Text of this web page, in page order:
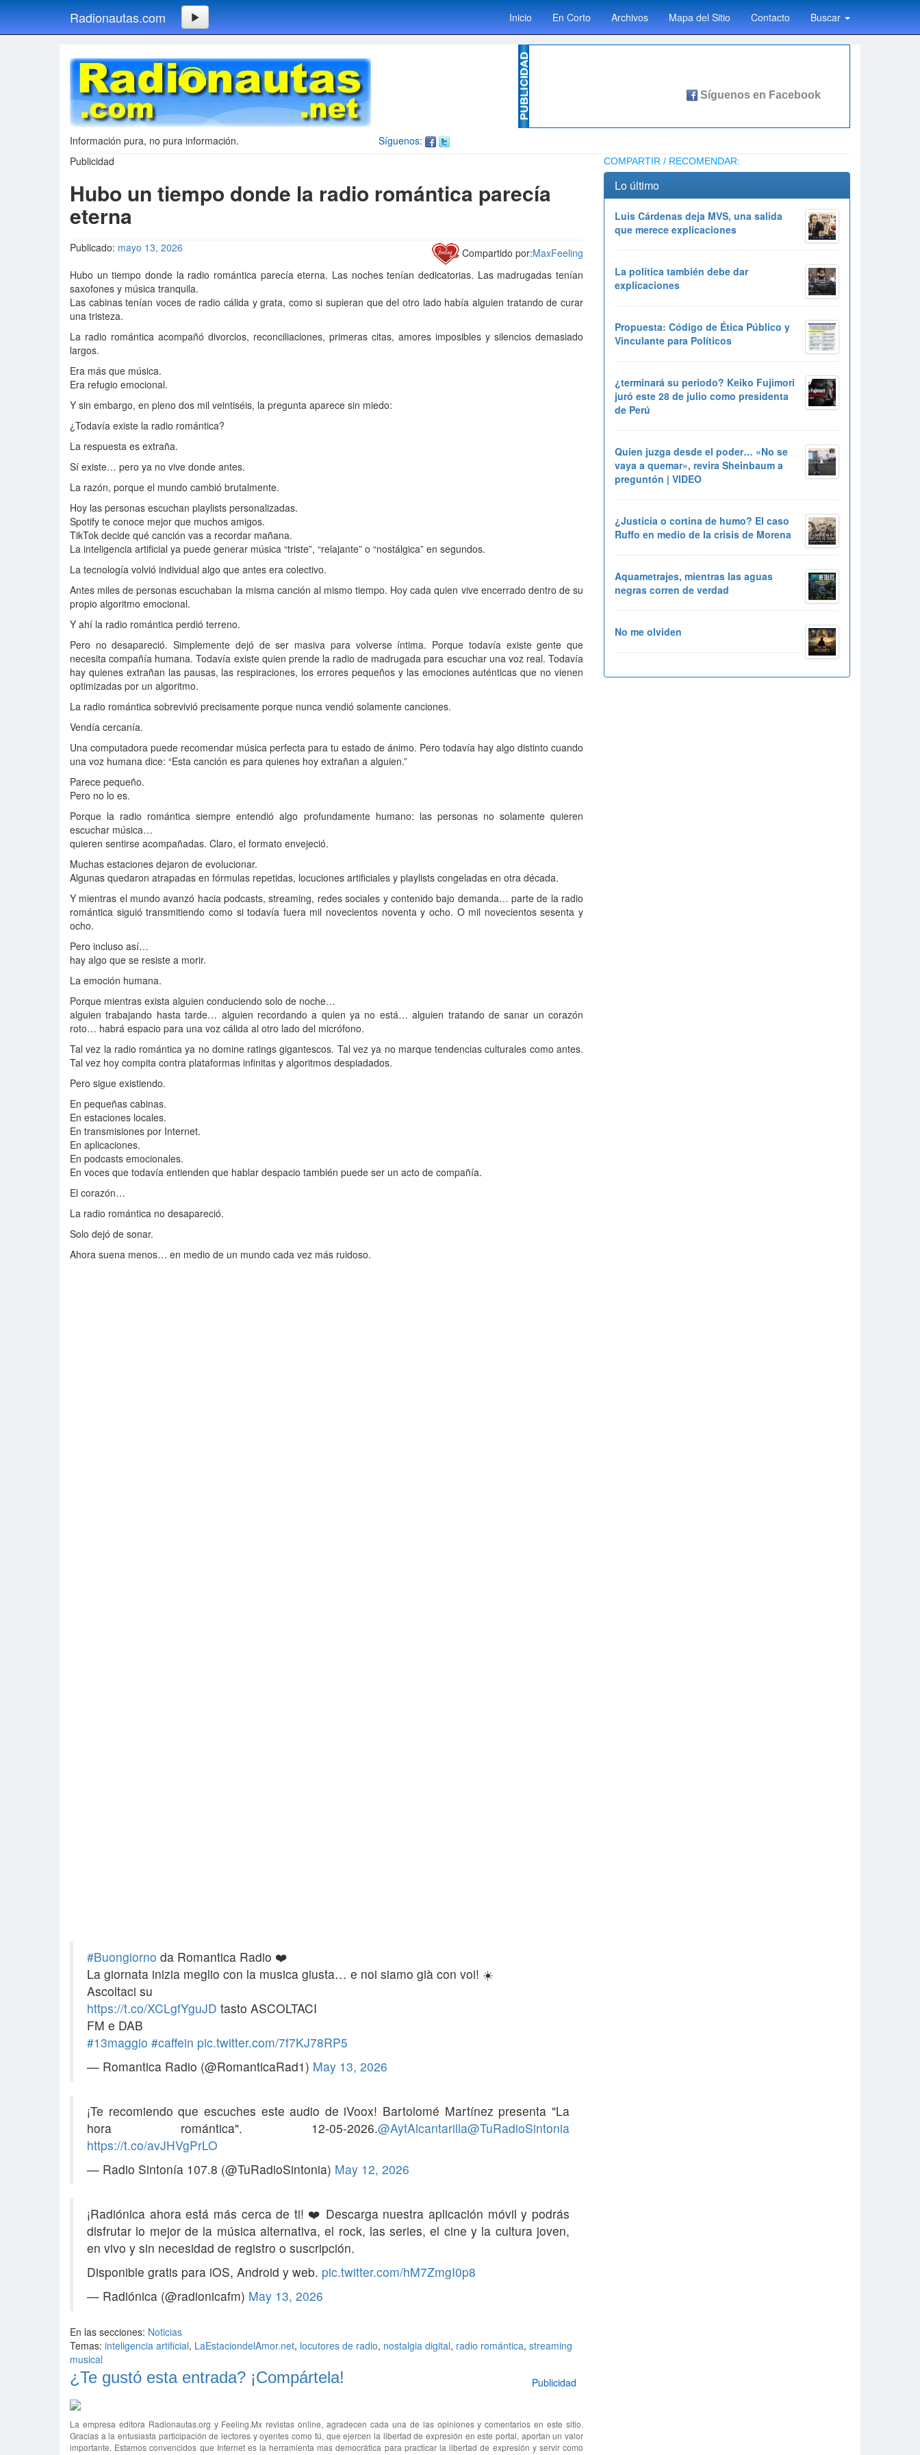
Radionautas.com Inicio En Corto Archivos Mapa del Sitio Contacto Buscar
Síguenos:
Información pura, no pura información.
Publicidad
Hubo un tiempo donde la radio romántica parecía
eterna
Publicado: mayo 13, 2026 Compartido por:MaxFeeling
Hubo un tiempo donde la radio romántica parecía eterna. Las noches tenían dedicatorias. Las madrugadas tenían
saxofones y música tranquila.
Las cabinas tenían voces de radio cálida y grata, como si supieran que del otro lado había alguien tratando de curar
una tristeza.
La radio romántica acompañó divorcios, reconciliaciones, primeras citas, amores imposibles y silencios demasiado
largos.
Era más que música.
Era refugio emocional.
Y sin embargo, en pleno dos mil veintiséis, la pregunta aparece sin miedo:
¿Todavía existe la radio romántica?
La respuesta es extraña.
Sí existe… pero ya no vive donde antes.
La razón, porque el mundo cambió brutalmente.
Hoy las personas escuchan playlists personalizadas.
Spotify te conoce mejor que muchos amigos.
TikTok decide qué canción vas a recordar mañana.
La inteligencia artificial ya puede generar música “triste”, “relajante” o “nostálgica” en segundos.
La tecnología volvió individual algo que antes era colectivo.
Antes miles de personas escuchaban la misma canción al mismo tiempo. Hoy cada quien vive encerrado dentro de su
propio algoritmo emocional.
Y ahí la radio romántica perdió terreno.
Pero no desapareció. Simplemente dejó de ser masiva para volverse íntima. Porque todavía existe gente que
necesita compañía humana. Todavía existe quien prende la radio de madrugada para escuchar una voz real. Todavía
hay quienes extrañan las pausas, las respiraciones, los errores pequeños y las emociones auténticas que no vienen
optimizadas por un algoritmo.
La radio romántica sobrevivió precisamente porque nunca vendió solamente canciones.
Vendía cercanía.
Una computadora puede recomendar música perfecta para tu estado de ánimo. Pero todavía hay algo distinto cuando
una voz humana dice: “Esta canción es para quienes hoy extrañan a alguien.”
Parece pequeño.
Pero no lo es.
Porque la radio romántica siempre entendió algo profundamente humano: las personas no solamente quieren
escuchar música…
quieren sentirse acompañadas. Claro, el formato envejeció.
Muchas estaciones dejaron de evolucionar.
Algunas quedaron atrapadas en fórmulas repetidas, locuciones artificiales y playlists congeladas en otra década.
Y mientras el mundo avanzó hacia podcasts, streaming, redes sociales y contenido bajo demanda… parte de la radio
romántica siguió transmitiendo como si todavía fuera mil novecientos noventa y ocho. O mil novecientos sesenta y
ocho.
Pero incluso así…
hay algo que se resiste a morir.
La emoción humana.
Porque mientras exista alguien conduciendo solo de noche…
alguien trabajando hasta tarde… alguien recordando a quien ya no está… alguien tratando de sanar un corazón
roto… habrá espacio para una voz cálida al otro lado del micrófono.
Tal vez la radio romántica ya no domine ratings gigantescos. Tal vez ya no marque tendencias culturales como antes.
Tal vez hoy compita contra plataformas infinitas y algoritmos despiadados.
Pero sigue existiendo.
En pequeñas cabinas.
En estaciones locales.
En transmisiones por Internet.
En aplicaciones.
En podcasts emocionales.
En voces que todavía entienden que hablar despacio también puede ser un acto de compañía.
El corazón…
La radio romántica no desapareció.
Solo dejó de sonar.
Ahora suena menos… en medio de un mundo cada vez más ruidoso.
#Buongiorno da Romantica Radio ❤️
La giornata inizia meglio con la musica giusta… e noi siamo già con voi! ☀️
Ascoltaci su
https://t.co/XCLgfYguJD tasto ASCOLTACI
FM e DAB
#13maggio #caffein pic.twitter.com/7f7KJ78RP5
— Romantica Radio (@RomanticaRad1) May 13, 2026
¡Te recomiendo que escuches este audio de iVoox! Bartolomé Martínez presenta "La
hora romántica". 12-05-2026.@AytAlcantarilla@TuRadioSintonia
https://t.co/avJHVgPrLO
— Radio Sintonía 107.8 (@TuRadioSintonia) May 12, 2026
¡Radiónica ahora está más cerca de ti! ❤️ Descarga nuestra aplicación móvil y podrás
disfrutar lo mejor de la música alternativa, el rock, las series, el cine y la cultura joven,
en vivo y sin necesidad de registro o suscripción.
Disponible gratis para iOS, Android y web. pic.twitter.com/hM7ZmgI0p8
— Radiónica (@radionicafm) May 13, 2026
En las secciones: Noticias
Temas: inteligencia artificial, LaEstaciondelAmor.net, locutores de radio, nostalgia digital, radio romántica, streaming
musical
¿Te gustó esta entrada? ¡Compártela! Publicidad
La empresa editora Radionautas.org y Feeling.Mx revistas online, agradecen cada una de las opiniones y comentarios en este sitio.
Gracias a la entusiasta participación de lectores y oyentes como tú, que ejercen la libertad de expresión en este portal, aportan un valor
importante. Estamos convencidos que Internet es la herramienta mas democrática para practicar la libertad de expresión y servir como
COMPARTIR / RECOMENDAR:
Lo último
Luis Cárdenas deja MVS, una salida
que merece explicaciones
La política también debe dar
explicaciones
Propuesta: Código de Ética Público y
Vinculante para Políticos
¿terminará su periodo? Keiko Fujimori
juró este 28 de julio como presidenta
de Perú
Quien juzga desde el poder… «No se
vaya a quemar», revira Sheinbaum a
preguntón | VIDEO
¿Justicia o cortina de humo? El caso
Ruffo en medio de la crisis de Morena
Aquametrajes, mientras las aguas
negras corren de verdad
No me olviden